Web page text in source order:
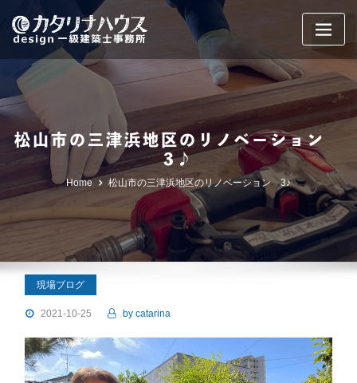
content
松山市の三津浜地区のリノベーション
3♪
Home 松山市の三津浜地区のリノベーション 3♪
現場ブログ
2021-10-25 by catarina